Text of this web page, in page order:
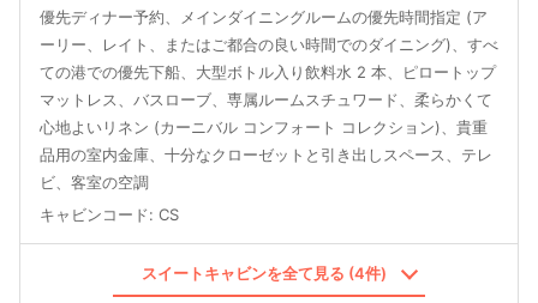
優先ディナー予約、メインダイニングルームの優先時間指定 (ア
ーリー、レイト、またはご都合の良い時間でのダイニング)、すべ
ての港での優先下船、大型ボトル入り飲料水 2 本、ピロートップ
マットレス、バスローブ、専属ルームスチュワード、柔らかくて
心地よいリネン (カーニバル コンフォート コレクション)、貴重
品用の室内金庫、十分なクローゼットと引き出しスペース、テレ
ビ、客室の空調
キャビンコード: CS
スイートキャビンを全て見る (4件)